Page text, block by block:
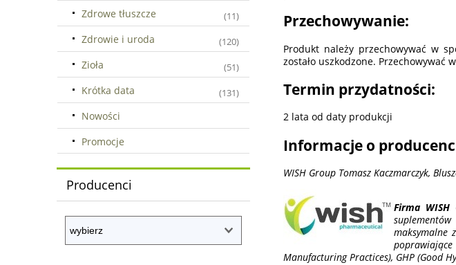
Zdrowe tłuszcze (11)
Zdrowie i uroda (120)
Zioła (51)
Krótka data (131)
Nowości
Promocje
Producenci
Przechowywanie:
Produkt należy przechowywać w
zostało uszkodzone. Przechowywać
Termin przydatności:
2 lata od daty produkcji
Informacje o
WISH Group Tomasz Kaczmarczyk,
Firma WISH
maksymalne
Manufacturing Practices), GHP (Good